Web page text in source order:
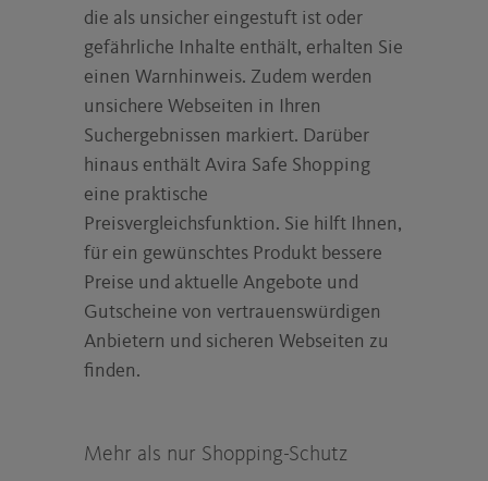
die als unsicher eingestuft ist oder
gefährliche Inhalte enthält, erhalten Sie
einen Warnhinweis. Zudem werden
unsichere Webseiten in Ihren
Suchergebnissen markiert. Darüber
hinaus enthält Avira Safe Shopping
eine praktische
Preisvergleichsfunktion. Sie hilft Ihnen,
für ein gewünschtes Produkt bessere
Preise und aktuelle Angebote und
Gutscheine von vertrauenswürdigen
Anbietern und sicheren Webseiten zu
finden.
Mehr als nur Shopping-Schutz